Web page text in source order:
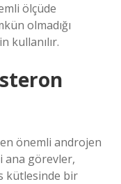
ölçüde
olmadığı
kullanılır.
önemli androjen
ana görevler,
kütlesinde bir